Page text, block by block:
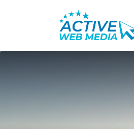
Search
for: